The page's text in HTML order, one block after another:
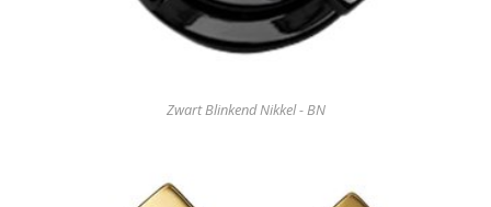
Zwart Blinkend Nikkel - BN